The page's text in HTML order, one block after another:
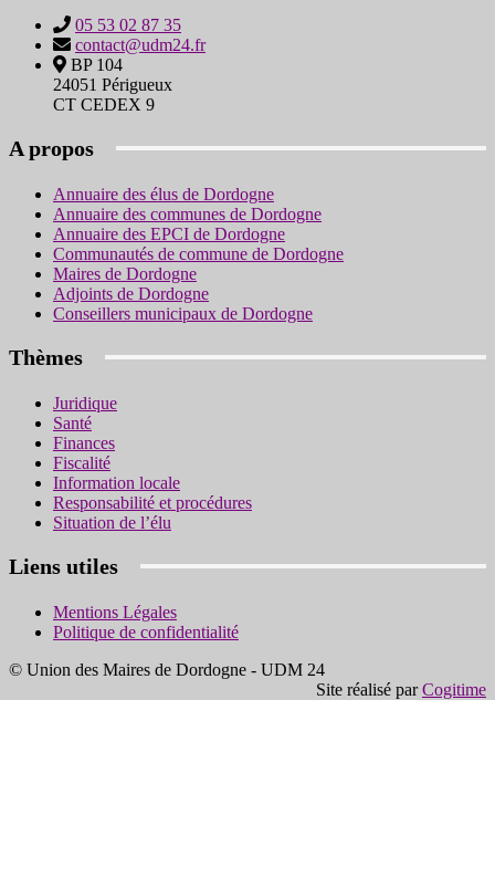
05 53 02 87 35
contact@udm24.fr
BP 104
24051 Périgueux
CT CEDEX 9
A propos
Annuaire des élus de Dordogne
Annuaire des communes de Dordogne
Annuaire des EPCI de Dordogne
Communautés de commune de Dordogne
Maires de Dordogne
Adjoints de Dordogne
Conseillers municipaux de Dordogne
Thèmes
Juridique
Santé
Finances
Fiscalité
Information locale
Responsabilité et procédures
Situation de l’élu
Liens utiles
Mentions Légales
Politique de confidentialité
© Union des Maires de Dordogne - UDM 24
Site réalisé parCogitime